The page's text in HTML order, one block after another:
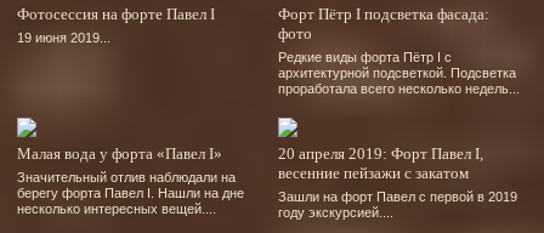
Фотосессия на форте Павел І
19 июня 2019...
Форт Пётр І подсветка фасада:
фото
Редкие виды форта Пётр І с
архитектурной подсветкой. Подсветка
проработала всего несколько недель...
Малая вода у форта «Павел І»
Значительный отлив наблюдали на
берегу форта Павел І. Нашли на дне
несколько интересных вещей....
20 апреля 2019: Форт Павел І,
весенние пейзажи с закатом
Зашли на форт Павел с первой в 2019
году экскурсией....